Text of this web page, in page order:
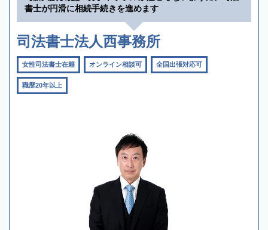
書士が円滑に相続手続きを進めます
司法書士法人西事務所
女性司法書士在籍 オンライン相談可 全国出張対応可
職歴20年以上